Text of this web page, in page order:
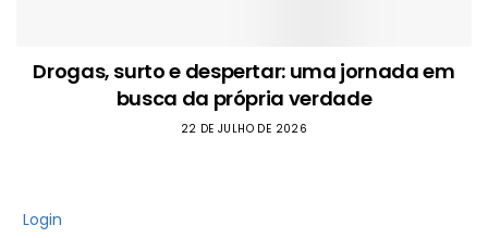
Drogas, surto e despertar: uma jornada em
busca da própria verdade
22 DE JULHO DE 2026
Login